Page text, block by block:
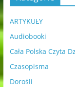
ARTYKUŁY
Audiobooki
Cała Polska Czyta
Czasopisma
Dorośli